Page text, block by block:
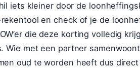
iets kleiner door de
en check of je de
die deze korting volledig
Wie met een partner
oud te worden heeft dus